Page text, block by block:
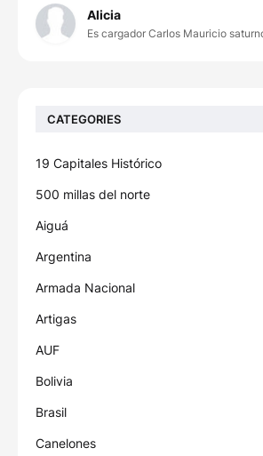
Alicia
Es cargador Carlos Mauricio
CATEGORIES
19 Capitales Histórico
500 millas del norte
Aiguá
Argentina
Armada Nacional
Artigas
AUF
Bolivia
Brasil
Canelones